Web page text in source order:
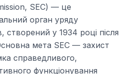
SEC) — це
орган уряду
створений у 1934 році після
мета SEC — захист
справедливого,
функціонування